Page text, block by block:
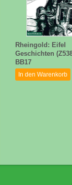
Rheingold: Eifel
Geschichten
BB17
In den Warenkorb